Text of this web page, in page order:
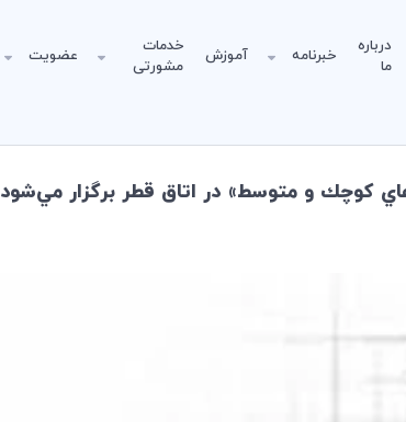
درباره
ما
خبرنامه آموزش
خدمات
مشورتی
عضویت
كوچك و متوسط» در اتاق قطر برگزار مي‌شود